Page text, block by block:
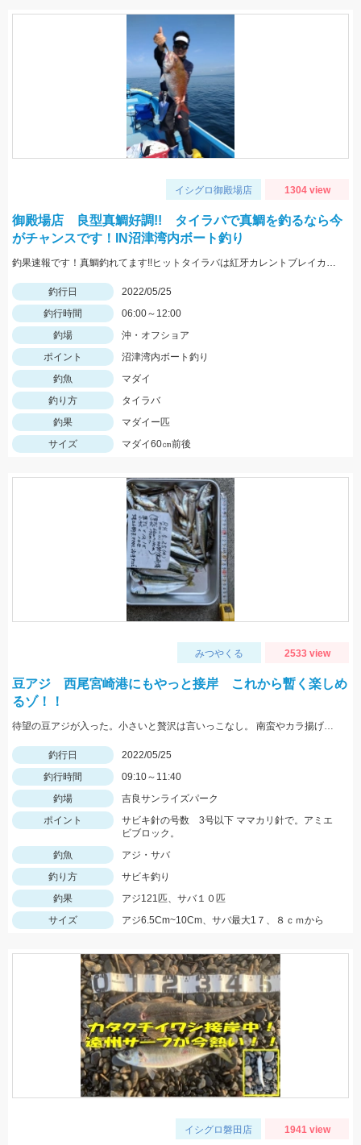
イシグロ御殿場店 1304 view
御殿場店 良型真鯛好調!! タイラバで真鯛を釣るなら今
がチャンスです！IN沼津湾内ボート釣り
釣果速報です！真鯛釣れてます!!ヒットタイラバは紅牙カレントブレイカー「ギャルピンク」
釣行日
2022/05/25
釣行時間
06:00～12:00
釣場
沖・オフショア
ポイント
沼津湾内ボート釣り
釣魚
マダイ
釣り方
タイラバ
釣果
マダイー匹
サイズ
マダイ60㎝前後
みつやくる 2533 view
豆アジ 西尾宮崎港にもやっと接岸 これから暫く楽しめ
るゾ！！
待望の豆アジが入った。小さいと贅沢は言いっこなし。 南蛮やカラ揚げに最適。今だけの特典。
釣行日
2022/05/25
釣行時間
09:10～11:40
釣場
吉良サンライズパーク
ポイント
サビキ針の号数 3号以下 ママカリ針で。アミエ
ビブロック。
釣魚
アジ・サバ
釣り方
サビキ釣り
釣果
アジ121匹、サバ１０匹
サイズ
アジ6.5Cm~10Cm、サバ最大1７、８ｃｍから
イシグロ磐田店 1941 view